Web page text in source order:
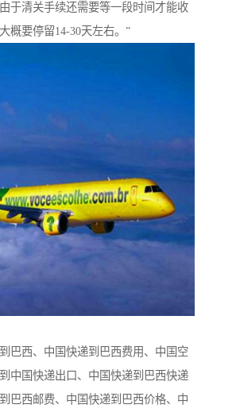
于清关手续还需要等一段时间才能收
概要停留14-30天左右。”
巴西、中国快递到巴西费用、中国空
中国快递出口、中国快递到巴西快递
巴西邮费、中国快递到巴西价格、中